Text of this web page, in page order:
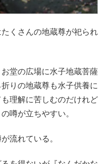
くさんの地蔵尊が祀られ
堂の広場に水子地蔵菩薩
りの地蔵尊も水子供養に
理解に苦しむのだけれど
噂が立ちやすい。
流れている。